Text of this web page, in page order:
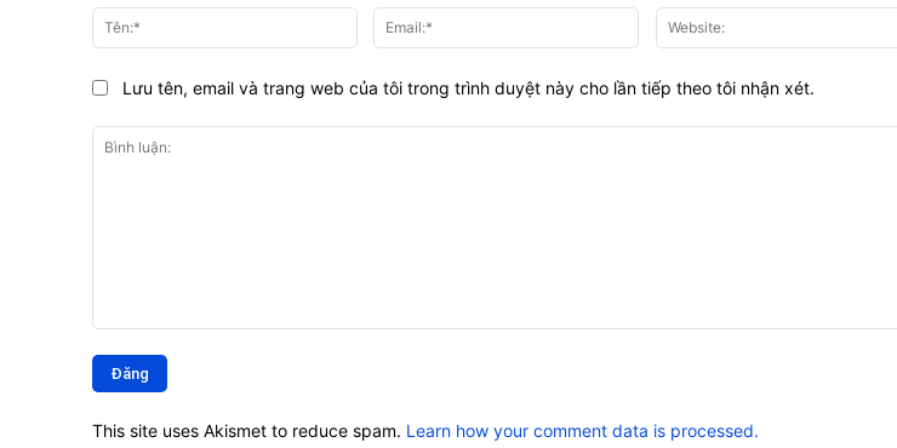
luận:
Tên:* Email:*
Lưu tên, email và trang web của tôi trong trình duyệt này cho lần tiếp theo tôi nhận xét.
This site uses Akismet to reduce spam. Learn how your comment data is processed.